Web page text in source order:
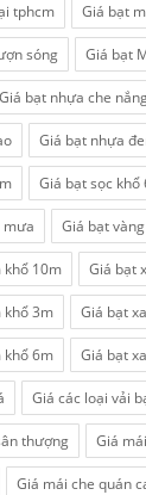
tphcm Giá bạt
sóng Giá bạt
Giá bạt nhựa che
Giá bạt nhựa
Giá bạt sọc khổ
mưa Giá bạt
khổ 10m Giá bạt
khổ 3m Giá bạt
khổ 6m Giá bạt
Giá các loại vải
thượng Giá
Giá mái che quán